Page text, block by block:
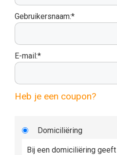
Gebruikersnaam:*
E-mail:*
Heb je een coupon?
Domiciliëring
Bij een domiciliëring